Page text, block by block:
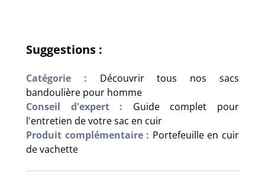
Suggestions :
Catégorie :
Découvrir tous nos sacs
bandoulière pour homme
Conseil d'expert :
Guide complet pour
l'entretien de votre sac en cuir
Produit complémentaire : Portefeuille en cuir
de vachette